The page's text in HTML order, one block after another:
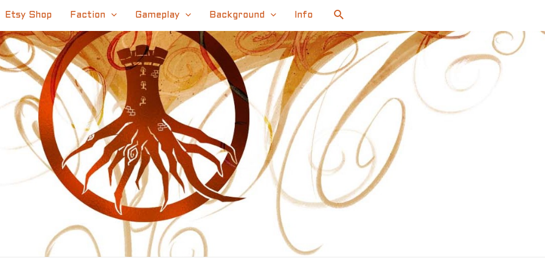
Etsy Shop Faction Gameplay Background Info Search